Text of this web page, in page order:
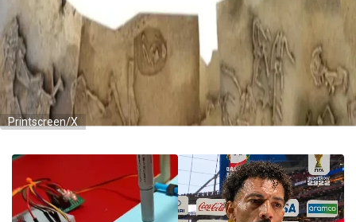
Printscreen/X